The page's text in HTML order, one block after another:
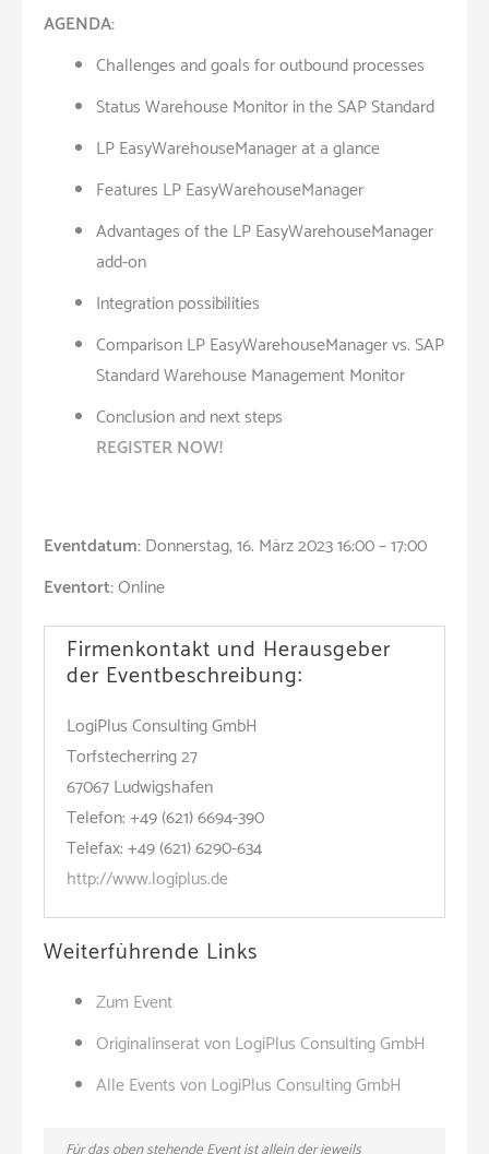
AGENDA:
Challenges and goals for outbound processes
Status Warehouse Monitor in the SAP Standard
LP EasyWarehouseManager at a glance
Features LP EasyWarehouseManager
Advantages of the LP EasyWarehouseManager
add-on
Integration possibilities
Comparison LP EasyWarehouseManager vs. SAP
Standard Warehouse Management Monitor
Conclusion and next steps
REGISTER NOW!
Eventdatum:Donnerstag, 16. März 2023 16:00 – 17:00
Eventort:Online
Firmenkontakt und Herausgeber
der Eventbeschreibung:
LogiPlus Consulting GmbH
Torfstecherring 27
67067 Ludwigshafen
Telefon: +49 (621) 6694-390
Telefax: +49 (621) 6290-634
http://www.logiplus.de
Weiterführende Links
Zum Event
Originalinserat von LogiPlus Consulting GmbH
Alle Events von LogiPlus Consulting GmbH